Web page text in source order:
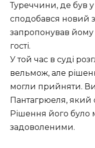
Туреччини, де був
сподобався новий
запропонував
гості.
У той час в суді
вельмож, але
могли прийняти.
Пантагрюеля, який
Рішення його було
задоволеними.